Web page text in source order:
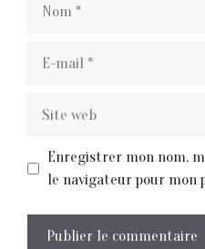
Enregistrer mon nom,
le navigateur pour mon